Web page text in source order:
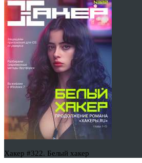
Хакер #322. Белый хакер